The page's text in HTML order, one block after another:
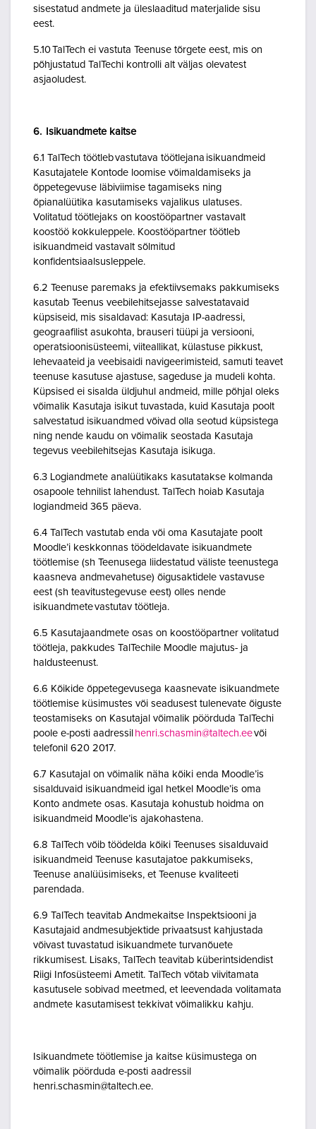
sisestatud andmete ja üleslaaditud materjalide sisu
eest.
5.10 TalTech ei vastuta Teenuse tõrgete eest, mis on
põhjustatud TalTechi kontrolli alt väljas olevatest
asjaoludest.
6. Isikuandmete kaitse
6.1 TalTech töötleb vastutava töötlejana isikuandmeid
Kasutajatele Kontode loomise võimaldamiseks ja
õppetegevuse läbiviimise tagamiseks ning
õpianalüütika kasutamiseks vajalikus ulatuses.
Volitatud töötlejaks on koostööpartner vastavalt
koostöö kokkuleppele. Koostööpartner töötleb
isikuandmeid vastavalt sõlmitud
konfidentsiaalsusleppele.
6.2 Teenuse paremaks ja efektiivsemaks pakkumiseks
kasutab Teenus veebilehitsejasse salvestatavaid
küpsiseid, mis sisaldavad: Kasutaja IP-aadressi,
geograafilist asukohta, brauseri tüüpi ja versiooni,
operatsioonisüsteemi, viiteallikat, külastuse pikkust,
lehevaateid ja veebisaidi navigeerimisteid, samuti teavet
teenuse kasutuse ajastuse, sageduse ja mudeli kohta.
Küpsised ei sisalda üldjuhul andmeid, mille põhjal oleks
võimalik Kasutaja isikut tuvastada, kuid Kasutaja poolt
salvestatud isikuandmed võivad olla seotud küpsistega
ning nende kaudu on võimalik seostada Kasutaja
tegevus veebilehitsejas Kasutaja isikuga.
6.3 Logiandmete analüütikaks kasutatakse kolmanda
osapoole tehnilist lahendust. TalTech hoiab Kasutaja
logiandmeid 365 päeva.
6.4 TalTech vastutab enda või oma Kasutajate poolt
Moodle’i keskkonnas töödeldavate isikuandmete
töötlemise (sh Teenusega liidestatud väliste teenustega
kaasneva andmevahetuse) õigusaktidele vastavuse
eest (sh teavitustegevuse eest) olles nende
isikuandmete vastutav töötleja.
6.5 Kasutajaandmete osas on koostööpartner volitatud
töötleja, pakkudes TalTechile Moodle majutus- ja
haldusteenust.
6.6 Kõikide õppetegevusega kaasnevate isikuandmete
töötlemise küsimustes või seadusest tulenevate õiguste
teostamiseks on Kasutajal võimalik pöörduda TalTechi
poole e-posti aadressil henri.schasmin@taltech.eevõi
telefonil 620 2017.
6.7 Kasutajal on võimalik näha kõiki enda Moodle’is
sisalduvaid isikuandmeid igal hetkel Moodle’is oma
Konto andmete osas. Kasutaja kohustub hoidma on
isikuandmeid Moodle’is ajakohastena.
6.8 TalTech võib töödelda kõiki Teenuses sisalduvaid
isikuandmeid Teenuse kasutajatoe pakkumiseks,
Teenuse analüüsimiseks, et Teenuse kvaliteeti
parendada.
6.9 TalTech teavitab Andmekaitse Inspektsiooni ja
Kasutajaid andmesubjektide privaatsust kahjustada
võivast tuvastatud isikuandmete turvanõuete
rikkumisest. Lisaks, TalTech teavitab küberintsidendist
Riigi Infosüsteemi Ametit. TalTech võtab viivitamata
kasutusele sobivad meetmed, et leevendada volitamata
andmete kasutamisest tekkivat võimalikku kahju.
Isikuandmete töötlemise ja kaitse küsimustega on
võimalik pöörduda e-posti aadressil
henri.schasmin@taltech.ee.